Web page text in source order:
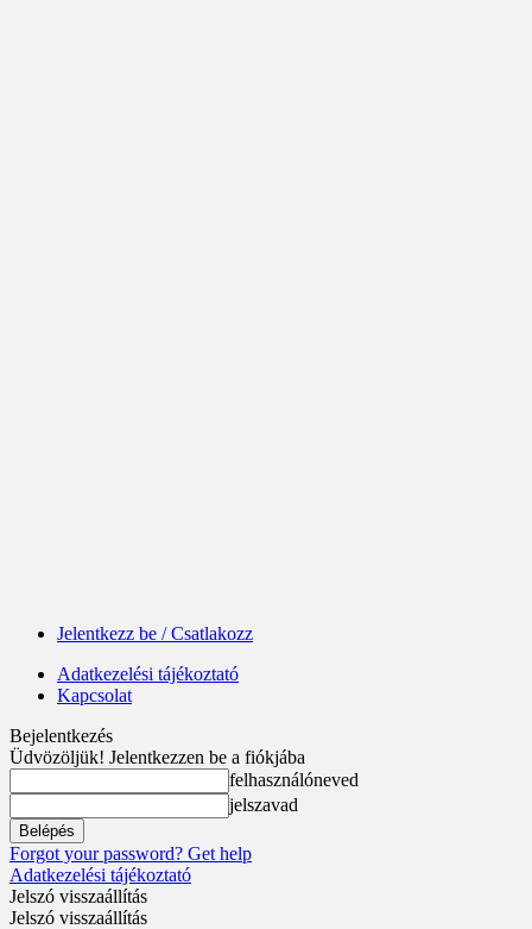
Jelentkezz be / Csatlakozz
Adatkezelési tájékoztató
Kapcsolat
Bejelentkezés
Üdvözöljük! Jelentkezzen be a fiókjába
felhasználóneved
jelszavad
Forgot your password? Get help
Adatkezelési tájékoztató
Jelszó visszaállítás
Jelszó visszaállítás